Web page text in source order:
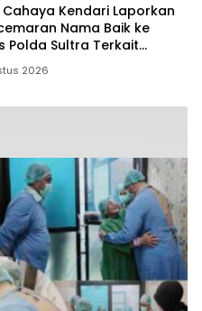
Kendari Laporkan
Nama Baik ke
Polda Sultra Terkait
2026